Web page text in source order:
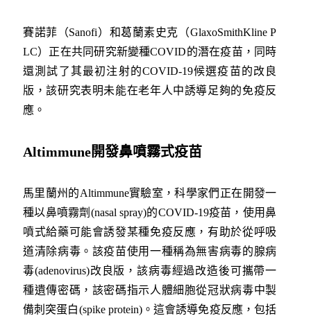
賽諾菲（Sanofi）和葛蘭素史克（GlaxoSmithKline P
LC）正在共同研究新變種COVID的潛在疫苗，同時
還測試了其最初注射的COVID-19候選疫苗的改良
版，該研究表明未能在老年人中誘導足夠的免疫反
應。
Altimmune開發鼻噴霧式疫苗
馬里蘭州的Altimmune實驗室，科學家們正在開發一
種以鼻噴霧劑(nasal spray)的COVID-19疫苗，使用鼻
噴式給藥可能會誘發某種免疫反應，有助於從呼吸
道清除病毒。該疫苗使用一種稱為無害病毒的腺病
毒(adenovirus)改良版，該病毒經過改造後可攜帶一
種遺傳密碼，該密碼指示人體細胞從冠狀病毒中製
備刺突蛋白(spike protein)。這會誘導免疫反應，包括